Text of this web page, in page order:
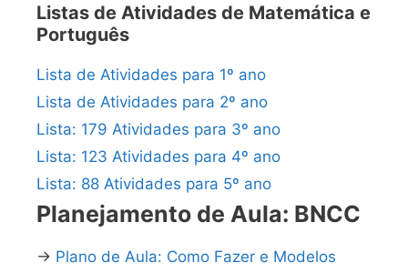
Listas de Atividades de Matemática e
Português
Lista de Atividades para 1º ano
Lista de Atividades para 2º ano
Lista: 179 Atividades para 3º ano
Lista: 123 Atividades para 4º ano
Lista: 88 Atividades para 5º ano
Planejamento de Aula: BNCC
→ Plano de Aula: Como Fazer e Modelos